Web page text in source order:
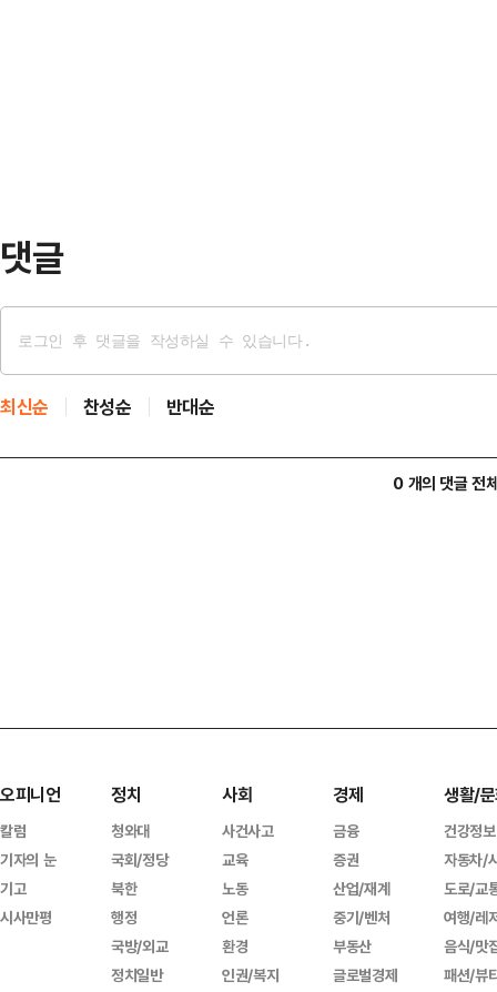
댓글
최신순 찬성순 반대순
0 개의 댓글 전
오피니언
칼럼
기자의 눈
기고
시사만평
정치
청와대
국회/정당
북한
행정
국방/외교
정치일반
사회
사건사고
교육
노동
언론
환경
인권/복지
경제
금융
증권
산업/재계
중기/벤처
부동산
글로벌경제
생활/
건강정보
자동차/
도로/교
여행/레
음식/맛
패션/뷰